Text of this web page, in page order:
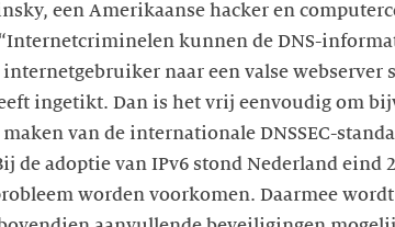
een Amerikaanse hacker en
kunnen de DNS-
internetgebruiker naar een valse
ingetikt. Dan is het vrij eenvoudig om
van de internationale DNSSEC-
de adoptie van IPv6 stond Nederland eind
worden voorkomen. Daarmee